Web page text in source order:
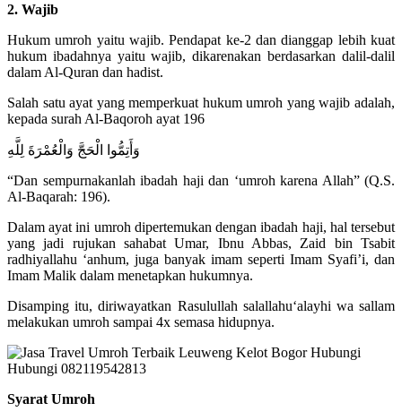
2. Wajib
Hukum umroh yaitu wajib. Pendapat ke-2 dan dianggap lebih kuat
hukum ibadahnya yaitu wajib, dikarenakan berdasarkan dalil-dalil
dalam Al-Quran dan hadist.
Salah satu ayat yang memperkuat hukum umroh yang wajib adalah,
kepada surah Al-Baqoroh ayat 196
وَأَتِمُّوا الْحَجَّ وَالْعُمْرَةَ لِلَّهِ
“Dan sempurnakanlah ibadah haji dan ‘umroh karena Allah” (Q.S.
Al-Baqarah: 196).
Dalam ayat ini umroh dipertemukan dengan ibadah haji, hal tersebut
yang jadi rujukan sahabat Umar, Ibnu Abbas, Zaid bin Tsabit
radhiyallahu ‘anhum, juga banyak imam seperti Imam Syafi’i, dan
Imam Malik dalam menetapkan hukumnya.
Disamping itu, diriwayatkan Rasulullah salallahu‘alayhi wa sallam
melakukan umroh sampai 4x semasa hidupnya.
Syarat Umroh